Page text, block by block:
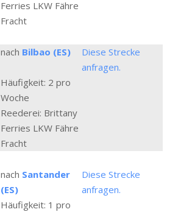
Ferries LKW Fähre
Fracht
nach Bilbao (ES)
Diese Strecke
anfragen.
Häufigkeit: 2 pro
Woche
Reederei: Brittany
Ferries LKW Fähre
Fracht
nach Santander
(ES)
Diese Strecke
anfragen.
Häufigkeit: 1 pro